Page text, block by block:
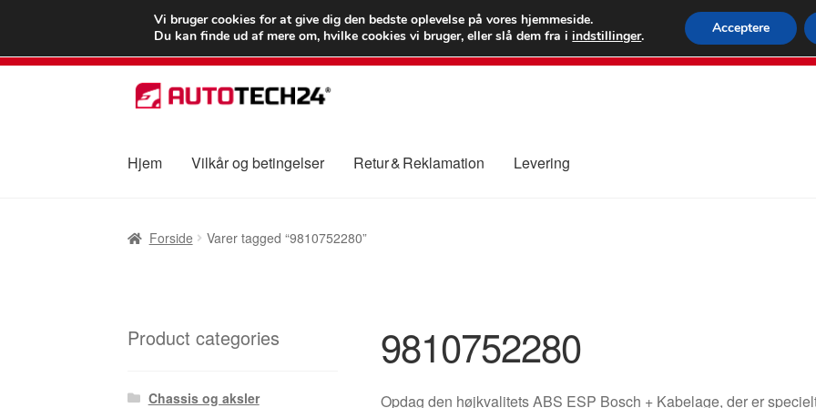
LEVERING fra 55 kr.
FEDEX
80 82
Spring
til
Spring
til
Hjem Vilkår og betingelser Retur & Reklamation Levering
Forside Varer tagged “9810752280”
9810752280
Opdag den højkvalitets ABS ESP Bosch + Kabelage, der er
Product categories
Chassis og aksler
Vi bruger cookies for at give dig den bedste oplevelse på vores hjemmeside.
Du kan finde ud af mere om, hvilke cookies vi bruger, eller slå dem fra iindstillinger. Acceptere